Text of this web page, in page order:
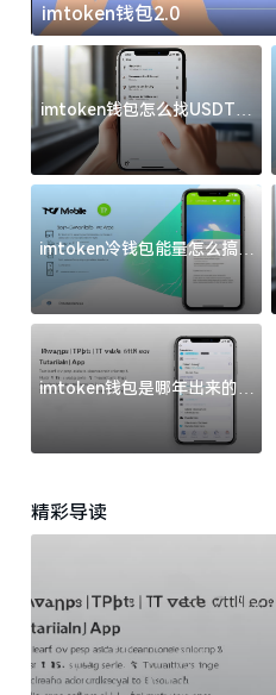
imtoken钱包2.0
imtoken钱包怎么找USDT地
址？三步搞定不踩坑
imtoken冷钱包能量怎么搞？
过来人告诉你门道
imtoken钱包是哪年出来的？
一文给你说清楚
精彩导读